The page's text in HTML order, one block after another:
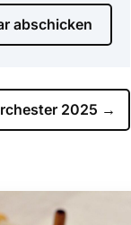
abschicken
2025 →